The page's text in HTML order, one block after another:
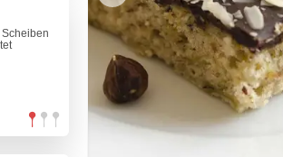
Previous